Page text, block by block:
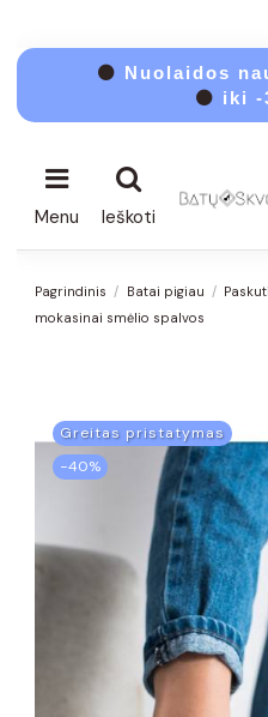
⚫ Nuolaidos
⚫ iki -
Menu Ieškoti
Pagrindinis Batai pigiau
mokasinai smėlio spalvos
Greitas pristatymas
−40%